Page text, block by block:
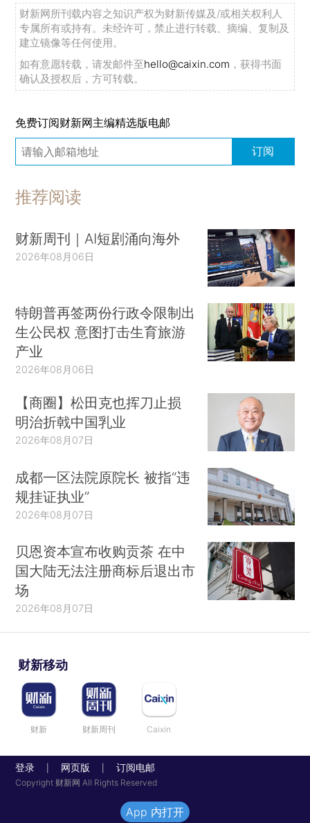
财新网所刊载内容之知识产权为财新传媒及/或相关权利人
专属所有或持有。未经许可，禁止进行转载、摘编、复制及
建立镜像等任何使用。
如有意愿转载，请发邮件至hello@caixin.com ，获得书面
确认及授权后，方可转载。
免费订阅财新网主编精选版电邮
订阅
推荐阅读
财新周刊｜AI短剧涌向海外
2026年08月06日
特朗普再签两份行政令限制出
生公民权 意图打击生育旅游
产业
2026年08月06日
【商圈】松田克也挥刀止损
明治折戟中国乳业
2026年08月07日
成都一区法院原院长 被指“违
规挂证执业”
2026年08月07日
贝恩资本宣布收购贡茶 在中
国大陆无法注册商标后退出市
场
2026年08月07日
财新移动
财新 财新周刊 Caixin
登录 网页版 订阅电邮
Copyright 财新网 All Rights Reserved
App 内打开